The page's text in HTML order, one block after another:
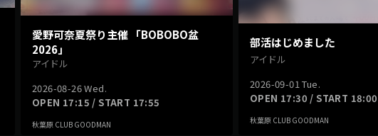
愛野可奈夏祭り主催 「BOBOBO盆
2026」
アイドル
2026-08-26 Wed.
OPEN 17:15 / START 17:55
秋葉原 CLUB GOODMAN
部活はじめました
アイドル
2026-09-01 Tue.
OPEN 17:30 / START 18:00
秋葉原 CLUB GOODMAN